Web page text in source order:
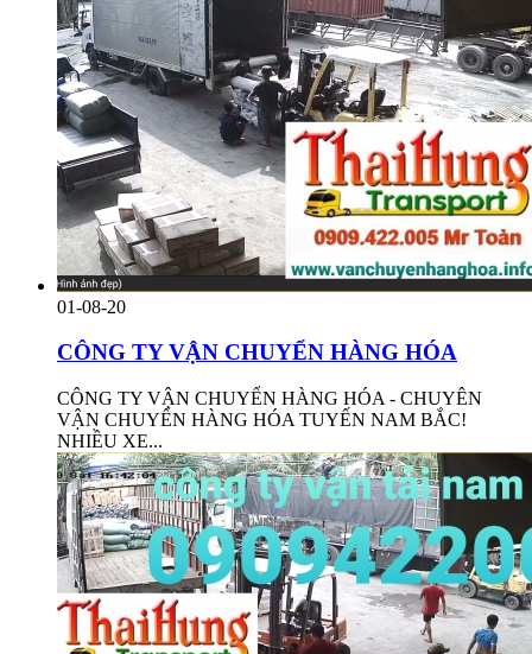
01-08-20
CÔNG TY VẬN CHUYỂN HÀNG HÓA
CÔNG TY VẬN CHUYỂN HÀNG HÓA - CHUYÊN
VẬN CHUYỂN HÀNG HÓA TUYẾN NAM BẮC!
NHIỀU XE...